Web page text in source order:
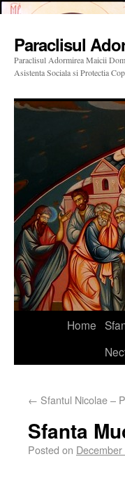
Paraclisul
Paraclisul Adormirea Maicii
Asistenta Sociala si Protectia
Home
← Sfantul Nicolae –
Sfanta
Posted on